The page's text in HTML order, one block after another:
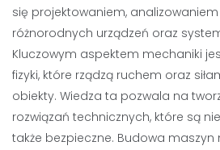
się projektowaniem,
różnorodnych urządzeń oraz
Kluczowym aspektem mechaniki
fizyki, które rządzą ruchem oraz
obiekty. Wiedza ta pozwala na
rozwiązań technicznych, które są
także bezpieczne. Budowa